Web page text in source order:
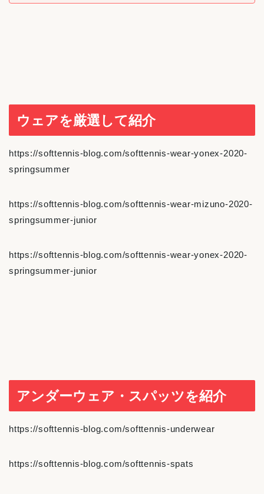
ウェアを厳選して紹介
https://softtennis-blog.com/softtennis-wear-yonex-2020-
springsummer
https://softtennis-blog.com/softtennis-wear-mizuno-2020-
springsummer-junior
https://softtennis-blog.com/softtennis-wear-yonex-2020-
springsummer-junior
アンダーウェア・スパッツを紹介
https://softtennis-blog.com/softtennis-underwear
https://softtennis-blog.com/softtennis-spats